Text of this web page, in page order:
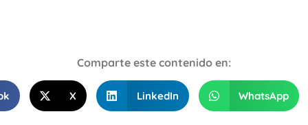
Comparte este contenido en:
X LinkedIn WhatsApp